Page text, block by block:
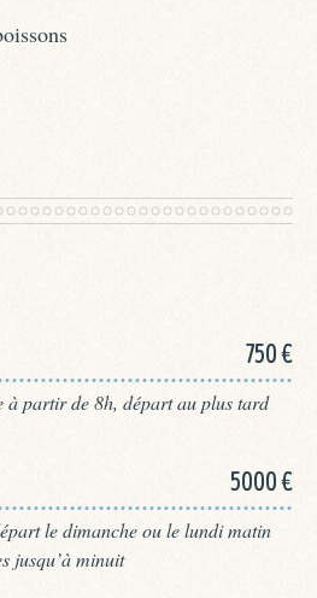
750 €
à partir de 8h, départ au plus tard
5000 €
le dimanche ou le lundi matin
jusqu’à minuit